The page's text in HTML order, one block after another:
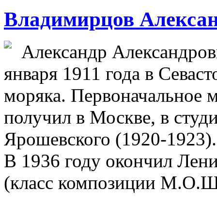
Владимирцов
Александр
января 1911 года в
моряка. Первоначальное
получил в Москве, в
Ярошевского (1920-1923).
В 1936 году окончил
(класс композиции